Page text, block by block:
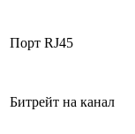
Порт RJ45
Битрейт на канал